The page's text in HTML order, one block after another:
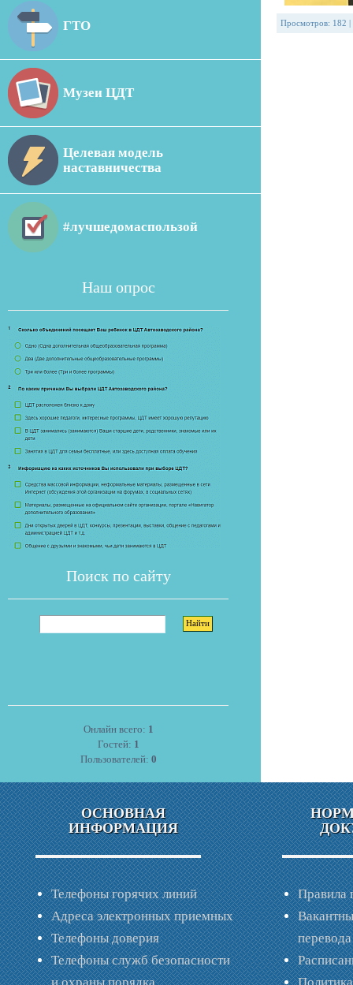
ГТО
Музеи ЦДТ
Целевая модель
наставничества
#лучшедомаспользой
Наш опрос
Поиск по сайту
Онлайн всего: 1
Гостей: 1
Пользователей: 0
Просмотров: 182
ОСНОВНАЯ
ИНФОРМАЦИЯ
Телефоны горячих линий
Адреса электронных приемных
Телефоны доверия
Телефоны служб безопасности
Правила
перевода